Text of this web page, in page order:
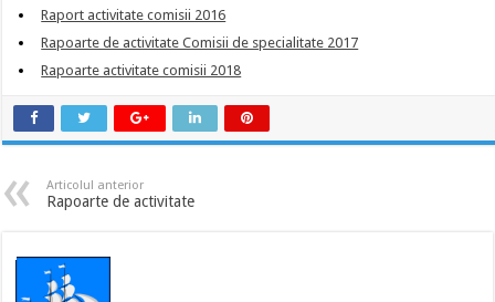
Raport activitate comisii 2016
Rapoarte de activitate Comisii de specialitate 2017
Rapoarte activitate comisii 2018
Articolul anterior
Rapoarte de activitate